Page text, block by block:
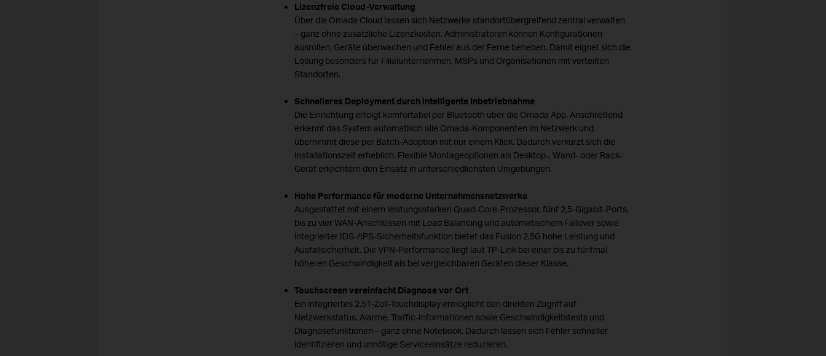
Lizenzfreie Cloud-Verwaltung
Über die Omada Cloud lassen sich Netzwerke standortübergreifend zentral verwalten
– ganz ohne zusätzliche Lizenzkosten. Administratoren können Konfigurationen
ausrollen, Geräte überwachen und Fehler aus der Ferne beheben. Damit eignet sich die
Lösung besonders für Filialunternehmen, MSPs und Organisationen mit verteilten
Standorten.
Schnelleres Deployment durch intelligente Inbetriebnahme
Die Einrichtung erfolgt komfortabel per Bluetooth über die Omada App. Anschließend
erkennt das System automatisch alle Omada-Komponenten im Netzwerk und
übernimmt diese per Batch-Adoption mit nur einem Klick. Dadurch verkürzt sich die
Installationszeit erheblich. Flexible Montageoptionen als Desktop-, Wand- oder Rack-
Gerät erleichtern den Einsatz in unterschiedlichsten Umgebungen.
Hohe Performance für moderne Unternehmensnetzwerke
Ausgestattet mit einem leistungsstarken Quad-Core-Prozessor, fünf 2,5-Gigabit-Ports,
bis zu vier WAN-Anschlüssen mit Load Balancing und automatischem Failover sowie
integrierter IDS-/IPS-Sicherheitsfunktion bietet das Fusion 2.5G hohe Leistung und
Ausfallsicherheit. Die VPN-Performance liegt laut TP-Link bei einer bis zu fünfmal
höheren Geschwindigkeit als bei vergleichbaren Geräten dieser Klasse.
Touchscreen vereinfacht Diagnose vor Ort
Ein integriertes 2,51-Zoll-Touchdisplay ermöglicht den direkten Zugriff auf
Netzwerkstatus, Alarme, Traffic-Informationen sowie Geschwindigkeitstests und
Diagnosefunktionen – ganz ohne Notebook. Dadurch lassen sich Fehler schneller
identifizieren und unnötige Serviceeinsätze reduzieren.